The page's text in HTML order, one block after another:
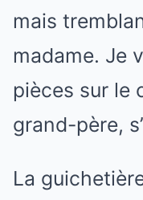
mais
madame. Je
pièces sur le
grand-père,
La